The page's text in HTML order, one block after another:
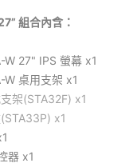
組合內含：
27" IPS 螢幕 x1
桌用支架 x1
架(STA32F) x1
x1
器 x1